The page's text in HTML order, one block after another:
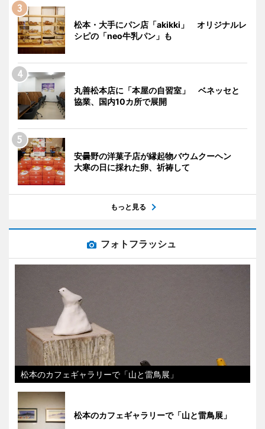
松本・大手にパン店「akikki」 オリジナルレ
シピの「neo牛乳パン」も
丸善松本店に「本屋の自習室」 ベネッセと
協業、国内10カ所で展開
安曇野の洋菓子店が縁起物バウムクーヘン
大寒の日に採れた卵、祈祷して
もっと見る
フォトフラッシュ
松本のカフェギャラリーで「山と雷鳥展」
松本のカフェギャラリーで「山と雷鳥展」